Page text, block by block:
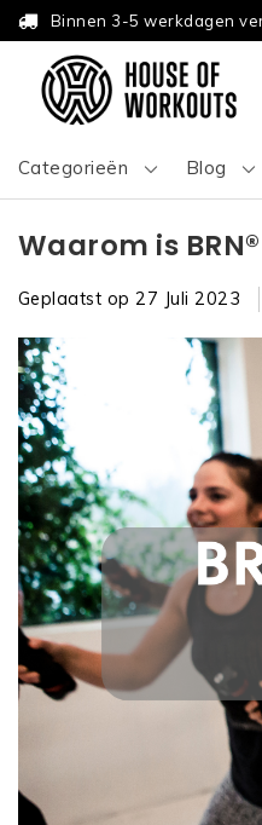
Binnen 3-5 werkdagen
Categorieën Blog
Waarom is
Geplaatst op27 Juli 2023